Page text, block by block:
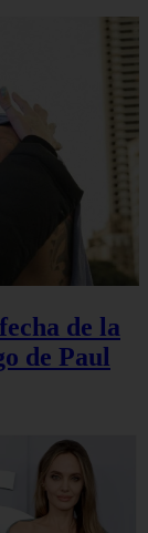
de la
de Paul